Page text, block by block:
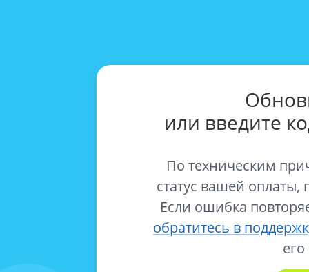
или введите
По техническим
статус вашей оплаты,
Если ошибка
обратитесь в
его